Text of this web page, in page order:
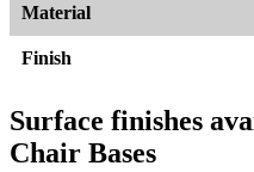
Material
Finish
Surface finishes
Chair Bases